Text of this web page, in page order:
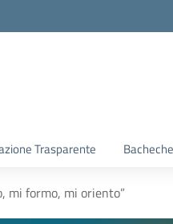
Trasparente
mi formo, mi oriento”